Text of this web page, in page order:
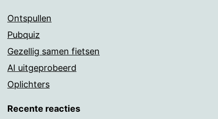
Ontspullen
Pubquiz
Gezellig samen fietsen
AI uitgeprobeerd
Oplichters
Recente reacties